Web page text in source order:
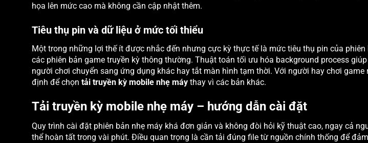
họa lên mức cao mà không cần cập nhật thêm.
Tiêu thụ pin và dữ liệu ở mức tối thiểu
Một trong những lợi thế ít được nhắc đến nhưng cực kỳ thực tế là mức tiêu thụ pin của
các phiên bản game truyền kỳ thông thường. Thuật toán tối ưu hóa background process
người chơi chuyển sang ứng dụng khác hay tắt màn hình tạm thời. Với người hay chơi
định để chọn tải truyền kỳ mobile nhẹ máy thay vì các bản khác.
Tải truyền kỳ mobile nhẹ máy – hướng dẫn cài đặt
Quy trình cài đặt phiên bản nhẹ máy khá đơn giản và không đòi hỏi kỹ thuật cao, ngay cả
thể hoàn tất trong vài phút. Điều quan trọng là cần tải đúng file từ nguồn chính thống để